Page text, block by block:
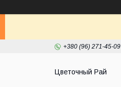
+380 (96) 271-45-09
Цветочный Рай